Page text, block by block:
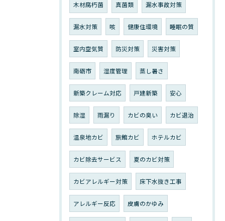
木材腐朽菌 真菌類 漏水事故対策
漏水対策 咳 健康住環境 睡眠の質
室内空気質 防災対策 災害対策
南砺市 湿度管理 蒸し暑さ
新築クレーム対応 戸建新築 安心
除湿 雨漏り カビの臭い カビ退治
温泉地カビ 旅館カビ ホテルカビ
カビ除去サービス 夏のカビ対策
カビアレルギー対策 床下水抜き工事
アレルギー反応 皮膚のかゆみ